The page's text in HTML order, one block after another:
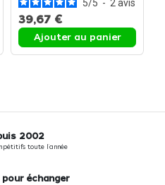
5/5 - 2 avis
39,67 €
Ajouter au panier
2002
toute l'année
échanger